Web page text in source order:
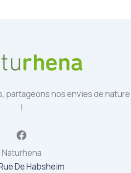
partageons nos envies de nature
!
Facebook
Naturhena
De Habsheim